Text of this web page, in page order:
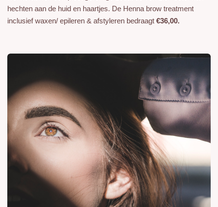
hechten aan de huid en haartjes. De Henna brow treatment
inclusief waxen/ epileren & afstyleren bedraagt €36,00.